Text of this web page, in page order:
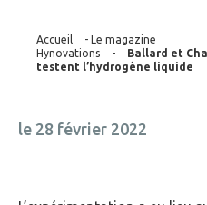
Accueil - Le magazine
Hynovations
-
Ballard et
testent l’hydrogène liquide
le 28 février 2022